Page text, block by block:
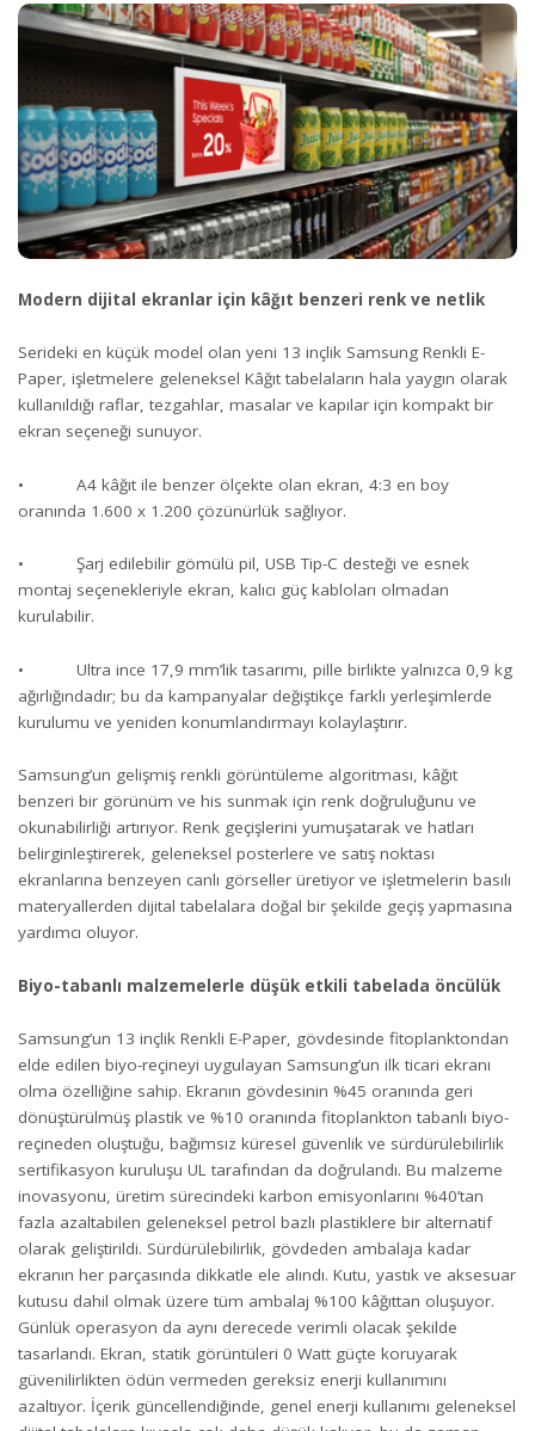
Modern dijital ekranlar için kâğıt benzeri renk ve netlik
Serideki en küçük model olan yeni 13 inçlik Samsung Renkli E-
Paper, işletmelere geleneksel Kâğıt tabelaların hala yaygın olarak
kullanıldığı raflar, tezgahlar, masalar ve kapılar için kompakt bir
ekran seçeneği sunuyor.
• A4 kâğıt ile benzer ölçekte olan ekran, 4:3 en boy
oranında 1.600 x 1.200 çözünürlük sağlıyor.
• Şarj edilebilir gömülü pil, USB Tip-C desteği ve esnek
montaj seçenekleriyle ekran, kalıcı güç kabloları olmadan
kurulabilir.
• Ultra ince 17,9 mm’lik tasarımı, pille birlikte yalnızca 0,9 kg
ağırlığındadır; bu da kampanyalar değiştikçe farklı yerleşimlerde
kurulumu ve yeniden konumlandırmayı kolaylaştırır.
Samsung’un gelişmiş renkli görüntüleme algoritması, kâğıt
benzeri bir görünüm ve his sunmak için renk doğruluğunu ve
okunabilirliği artırıyor. Renk geçişlerini yumuşatarak ve hatları
belirginleştirerek, geleneksel posterlere ve satış noktası
ekranlarına benzeyen canlı görseller üretiyor ve işletmelerin basılı
materyallerden dijital tabelalara doğal bir şekilde geçiş yapmasına
yardımcı oluyor.
Biyo-tabanlı malzemelerle düşük etkili tabelada öncülük
Samsung’un 13 inçlik Renkli E-Paper, gövdesinde fitoplanktondan
elde edilen biyo-reçineyi uygulayan Samsung’un ilk ticari ekranı
olma özelliğine sahip. Ekranın gövdesinin %45 oranında geri
dönüştürülmüş plastik ve %10 oranında fitoplankton tabanlı biyo-
reçineden oluştuğu, bağımsız küresel güvenlik ve sürdürülebilirlik
sertifikasyon kuruluşu UL tarafından da doğrulandı. Bu malzeme
inovasyonu, üretim sürecindeki karbon emisyonlarını %40’tan
fazla azaltabilen geleneksel petrol bazlı plastiklere bir alternatif
olarak geliştirildi. Sürdürülebilirlik, gövdeden ambalaja kadar
ekranın her parçasında dikkatle ele alındı. Kutu, yastık ve aksesuar
kutusu dahil olmak üzere tüm ambalaj %100 kâğıttan oluşuyor.
Günlük operasyon da aynı derecede verimli olacak şekilde
tasarlandı. Ekran, statik görüntüleri 0 Watt güçte koruyarak
güvenilirlikten ödün vermeden gereksiz enerji kullanımını
azaltıyor. İçerik güncellendiğinde, genel enerji kullanımı geleneksel